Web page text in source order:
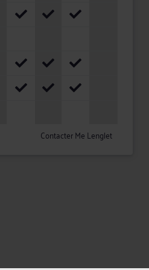
Contacter Me Lenglet